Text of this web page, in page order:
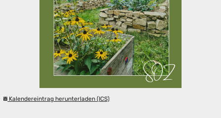
Kalendereintrag herunterladen (ICS)